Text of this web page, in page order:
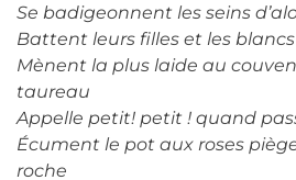
Se badigeonnent les seins
Battent leurs filles et les blancs
Mènent la plus laide au
taureau
Appelle petit! petit ! quand
Écument le pot aux roses
roche